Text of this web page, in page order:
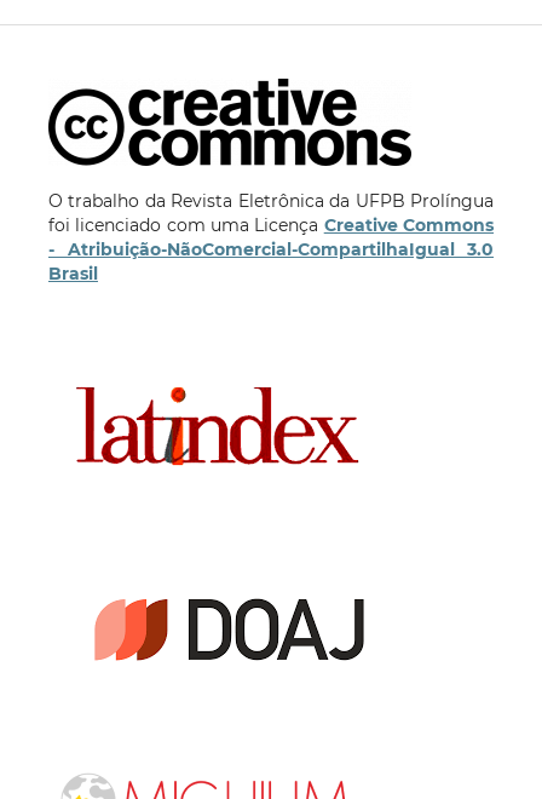
O trabalho da Revista Eletrônica da UFPB Prolíngua
foi licenciado com uma Licença Creative Commons
- Atribuição-NãoComercial-CompartilhaIgual 3.0
Brasil